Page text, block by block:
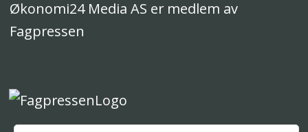
Økonomi24 Media AS er medlem av
Fagpressen